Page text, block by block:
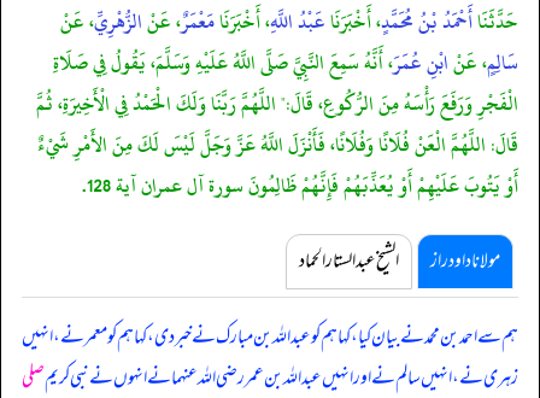
حَدَّثَنَاأَحْمَدُ بْنُ مُحَمَّدٍ، أَخْبَرَنَاعَبْدُ اللَّهِ، أَخْبَرَنَامَعْمَرٌ، عَنْالزُّهْرِيِّ، عَنْ
سَالِمٍ، عَنْابْنِ عُمَرَ، أَنَّهُ سَمِعَ النَّبِيَّ صَلَّى اللَّهُ عَلَيْهِ وَسَلَّمَ، يَقُولُ فِي صَلَاةِ
الْفَجْرِ وَرَفَعَ رَأْسَهُ مِنَ الرُّكُوعِ، قَالَ:" اللَّهُمَّ رَبَّنَا وَلَكَ الْحَمْدُ فِي الْأَخِيرَةِ، ثُمَّ
قَالَ: اللَّهُمَّ الْعَنْ فُلَانًا وَفُلَانًا، فَأَنْزَلَ اللَّهُ عَزَّ وَجَلَّ لَيْسَ لَكَ مِنَ الأَمْرِ شَيْءٌ
أَوْ يَتُوبَ عَلَيْهِمْ أَوْ يُعَذِّبَهُمْ فَإِنَّهُمْ ظَالِمُونَ سورة آل عمران آية 128.
مولانا داود راز الشیخ عبدالستار الحماد
ہم سے احمد بن محمد نے بیان کیا، کہا ہم کو عبداللہ بن مبارک نے خبر دی، کہا ہم کو معمر نے، انہیں
زہری نے، انہیں سالم نے اور انہیں عبداللہ بن عمر رضی اللہ عنہما نےانہوں نے نبی کریمصلی